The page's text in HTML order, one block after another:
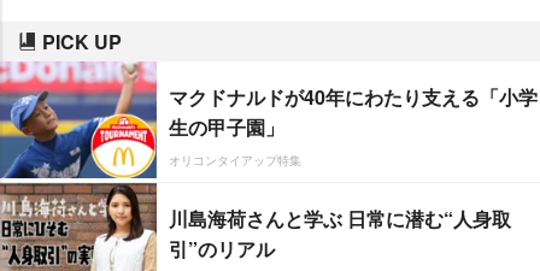
PICK UP
マクドナルドが40年にわたり支える「小学
生の甲子園」
オリコンタイアップ特集
川島海荷さんと学ぶ 日常に潜む“人身取
引”のリアル